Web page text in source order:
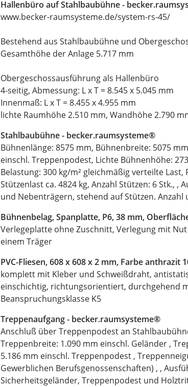
Hallenbüro auf Stahlbaubühne -
www.becker-raumsysteme.de/system-rs-45/
Bestehend aus Stahlbaubühne und
Gesamthöhe der Anlage 5.717 mm
Obergeschossausführung als Hallenbüro
4-seitig, Abmessung: L x T = 8.545 x 5.045 mm
Innenmaß: L x T = 8.455 x 4.955 mm
lichte Raumhöhe 2.510 mm, Wandhöhe 2.790
Stahlbaubühne - becker.raumsysteme®
Bühnenlänge: 8575 mm, Bühnenbreite: 5075
einschl. Treppenpodest, Lichte Bühnenhöhe:
Belastung: 300 kg/m² gleichmäßig verteilte
Stützenlast ca. 4824 kg, Anzahl Stützen: 6 Stk.,
und Nebenträgern, stehend auf Stützen.
Bühnenbelag, Spanplatte, P6, 38 mm,
Verlegeplatte ohne Zuschnitt, Verlegung mit
einem Träger
PVC-Fliesen, 608 x 608 x 2 mm, Farbe anthrazit
komplett mit Kleber und Schweißdraht,
einschichtig, richtungsorientiert, durchgehend
Beanspruchungsklasse K5
Treppenaufgang - becker.raumsysteme®
Anschluß über Treppenpodest an
Treppenbreite: 1.090 mm einschl. Geländer ,
5.186 mm einschl. Treppenpodest ,
Gewerblichen Berufsgenossenschaften) , ,
Sicherheitsgeländer, Treppenpodest und